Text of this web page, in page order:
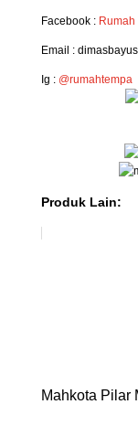
Facebook : Rumah
Email :
Ig : @rumahtempa
Produk Lain:
Mahkota Pilar